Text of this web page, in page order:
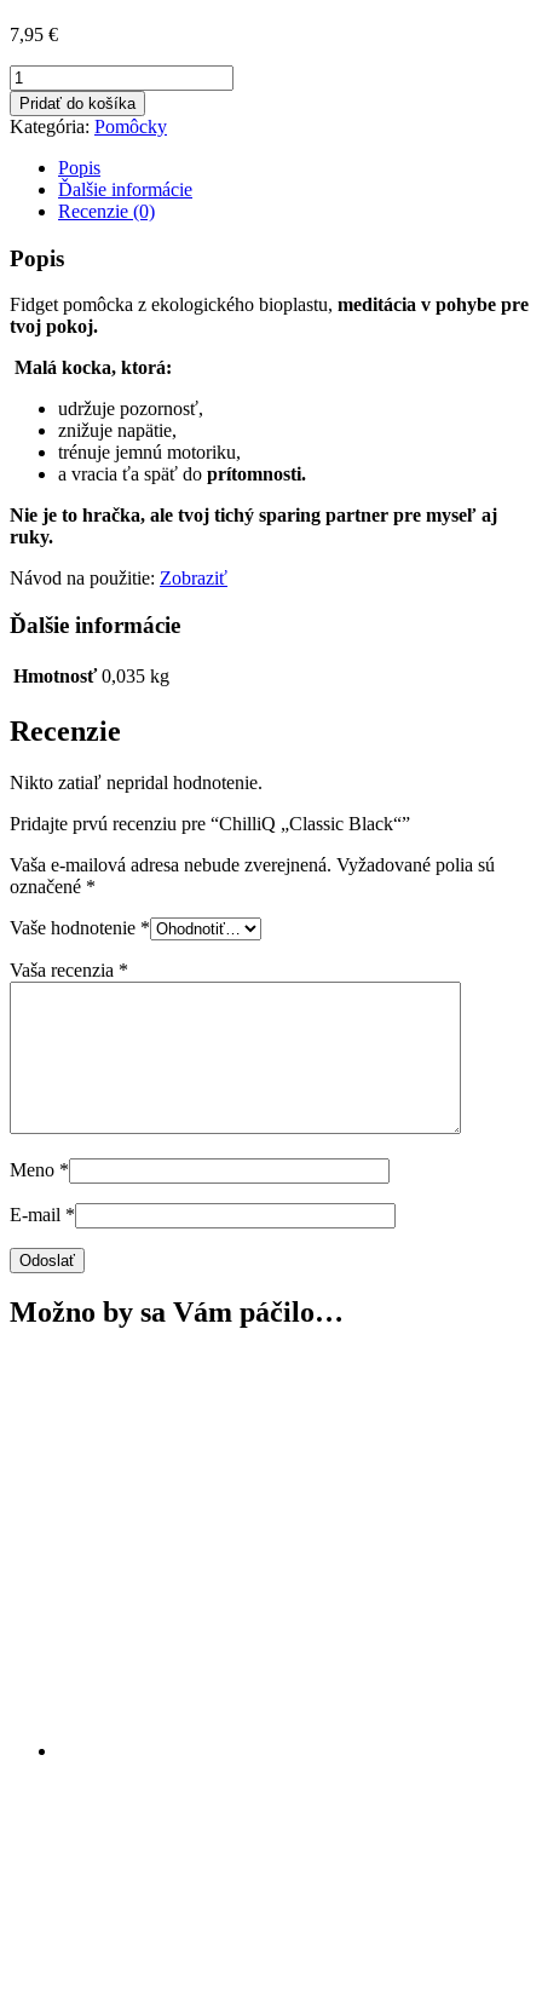
7,95 €
množstvo
ChilliQ
"Classic
Black"
Pridať do košíka
Kategória: Pomôcky
Popis
Ďalšie informácie
Recenzie (0)
Popis
Fidget pomôcka z ekologického bioplastu, meditácia v pohybe pre
tvoj pokoj.
Malá kocka, ktorá:
udržuje pozornosť,
znižuje napätie,
trénuje jemnú motoriku,
a vracia ťa späť do prítomnosti.
Nie je to hračka, ale tvoj tichý sparing partner pre myseľ aj
ruky.
Návod na použitie: Zobraziť
Ďalšie informácie
Hmotnosť 0,035 kg
Recenzie
Nikto zatiaľ nepridal hodnotenie.
Pridajte prvú recenziu pre “ChilliQ „Classic Black“”
Vaša e-mailová adresa nebude zverejnená. Vyžadované polia sú
označené *
Vaše hodnotenie *
Vaša recenzia *
Meno *
E-mail *
Možno by sa Vám páčilo…